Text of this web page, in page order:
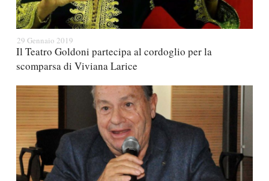
29 Gennaio 2019
Il Teatro Goldoni partecipa al cordoglio per la
scomparsa di Viviana Larice